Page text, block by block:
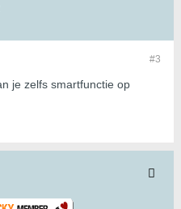
#3
je zelfs smartfunctie op